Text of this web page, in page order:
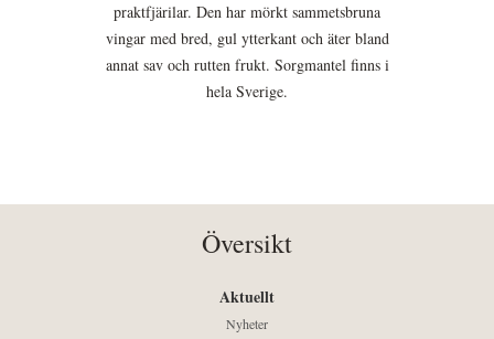
praktfjärilar. Den har mörkt sammetsbruna
vingar med bred, gul ytterkant och äter bland
annat sav och rutten frukt. Sorgmantel finns i
hela Sverige.
Översikt
Aktuellt
Nyheter